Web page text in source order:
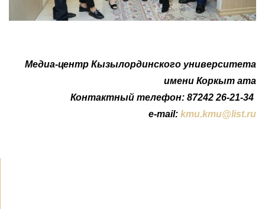
Медиа-центр Кызылординского университета
имени Коркыт ата
Контактный телефон: 87242 26-21-34
e-mail: kmu.kmu@list.ru